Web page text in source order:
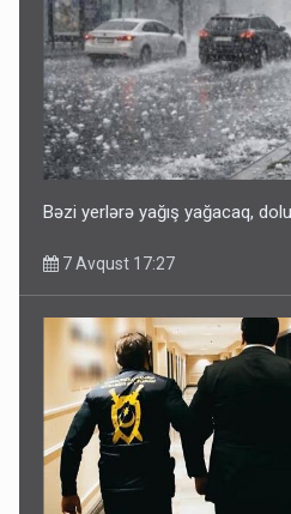
Bəzi yerlərə yağış yağacaq,
7 Avqust 17:27